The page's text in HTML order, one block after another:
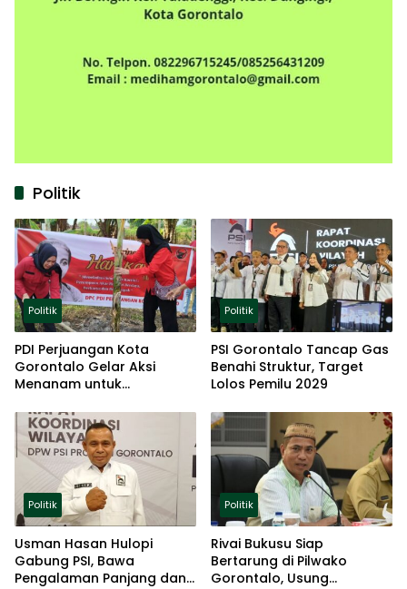
Politik
Politik
PDI Perjuangan Kota
Gorontalo Gelar Aksi
Menanam untuk
Politik
PSI Gorontalo Tancap Gas
Benahi Struktur, Target
Lolos Pemilu 2029
Politik
Usman Hasan Hulopi
Gabung PSI, Bawa
Pengalaman Panjang dan
Politik
Rivai Bukusu Siap
Bertarung di Pilwako
Gorontalo, Usung